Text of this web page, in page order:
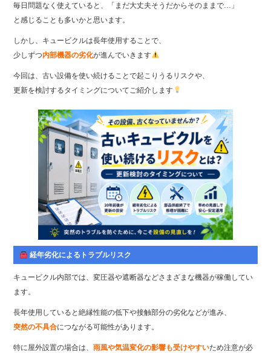
毎日問題なく使えていると、「まだ大丈夫そうだからそのままで…」
と感じることも多いかと思います。
しかし、キュービクルは長年使用することで、
少しずつ内部機器の劣化が進んでいきます
今回は、古い設備を使い続けることで起こりうるリスクや、
更新を検討するタイミングについてご紹介します
経年劣化によるトラブルリスク
キュービクル内部では、変圧器や遮断器などさまざまな機器が稼働してい
ます。
長年使用していると絶縁性能の低下や接触部分の劣化などが進み、
突然の不具合につながる可能性があります。
特に屋外設置の場合は、雨風や気温変化の影響も受けやすいため注意が必